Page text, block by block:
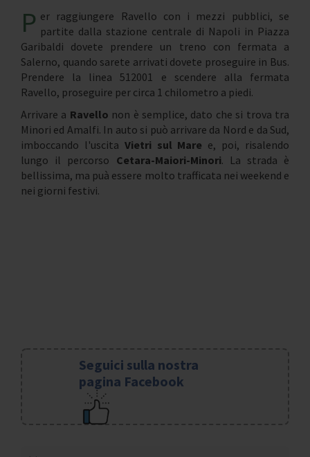
P er raggiungere Ravello con i mezzi pubblici, se
partite dalla stazione centrale di Napoli in Piazza
Garibaldi dovete prendere un treno con fermata a
Salerno, quando sarete arrivati dovete proseguire in Bus.
Prendere la linea 512001 e scendere alla fermata
Ravello, proseguire per circa 1 chilometro a piedi.
Arrivare a Ravello non è semplice, dato che si trova tra
Minori ed Amalfi. In auto si può arrivare da Nord e da Sud,
imboccando l'uscita Vietri sul Mare e, poi, risalendo
lungo il percorso Cetara-Maiori-Minori. La strada è
bellissima, ma puà essere molto trafficata nei weekend e
nei giorni festivi.
Seguici sulla nostra
pagina Facebook